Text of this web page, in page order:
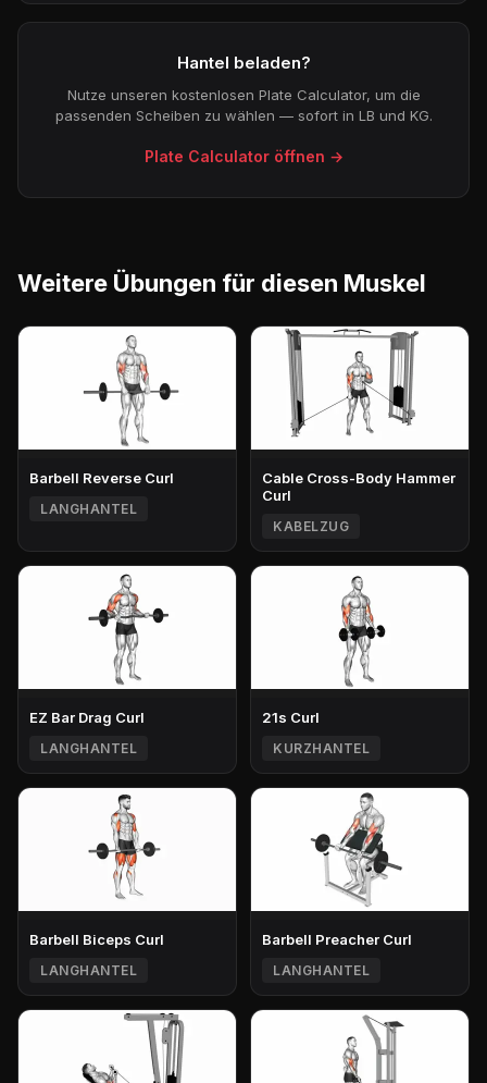
Hantel beladen?
Nutze unseren kostenlosen Plate Calculator, um die
passenden Scheiben zu wählen — sofort in LB und KG.
Plate Calculator öffnen →
Weitere Übungen für diesen Muskel
Barbell Reverse Curl
LANGHANTEL
Cable Cross-Body Hammer
Curl
KABELZUG
EZ Bar Drag Curl
LANGHANTEL
21s Curl
KURZHANTEL
Barbell Biceps Curl
LANGHANTEL
Barbell Preacher Curl
LANGHANTEL